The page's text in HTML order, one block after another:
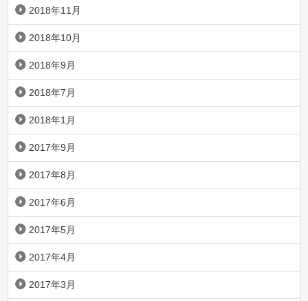
2018年11月
2018年10月
2018年9月
2018年7月
2018年1月
2017年9月
2017年8月
2017年6月
2017年5月
2017年4月
2017年3月